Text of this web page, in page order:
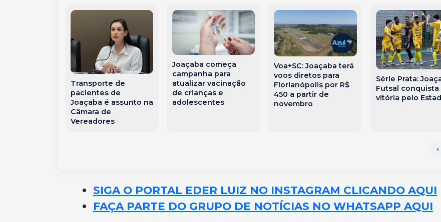
Transporte de
pacientes de
Joaçaba é assunto na
Câmara de
Vereadores
Joaçaba começa
campanha para
atualizar vacinação
de crianças e
adolescentes
Voa+SC: Joaçaba terá
voos diretos para
Florianópolis por R$
450 a partir de
novembro
Série Prata:
Futsal conquista
vitória pelo
SIGA O PORTAL EDER LUIZ NO INSTAGRAM CLICANDO AQUI
FAÇA PARTE DO GRUPO DE NOTÍCIAS NO WHATSAPP AQUI